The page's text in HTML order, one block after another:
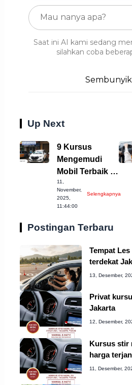
Saat ini AI kami sedang
silahkan coba
Up Next
9 Kursus
Mengemudi
Mobil Terbaik di
Cirebon yang
Wajib Dicoba!
11,
November,
2025,
11:44:00
Selengkapnya
Postingan Terbaru
Tempat
terdekat
13, Desember,
Privat
Jakarta
12, Desember,
Kursus stir
harga
11, Desember,